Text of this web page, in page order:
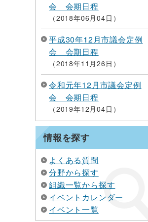
会 会期日程
2018年06月04日
平成30年12月市議会定例
会 会期日程
2018年11月26日
令和元年12月市議会定例
会 会期日程
2019年12月04日
情報を探す
よくある質問
分野から探す
組織一覧から探す
イベントカレンダー
イベント一覧